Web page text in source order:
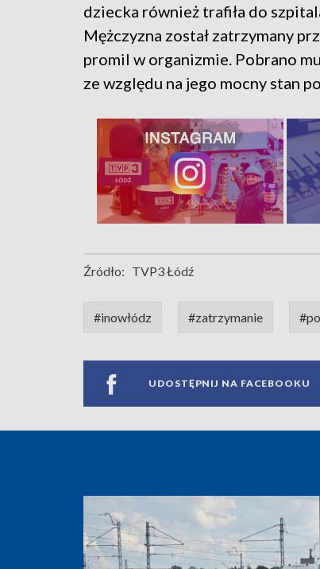
dziecka również trafiła do
Mężczyzna został zatrzymany
promil w organizmie. Pobrano
ze względu na jego mocny stan
Źródło: TVP3 Łódź
#inowłódz #zatrzymanie
UDOSTĘPNIJ NA FACEBOOKU